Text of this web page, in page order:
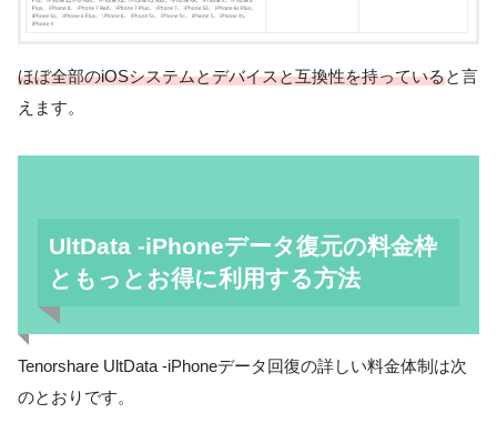
ほぼ全部のiOSシステムとデバイスと互換性を持っていると言
えます。
UltData -iPhoneデータ復元の料金枠
ともっとお得に利用する方法
Tenorshare UltData -iPhoneデータ回復の詳しい料金体制は次
のとおりです。